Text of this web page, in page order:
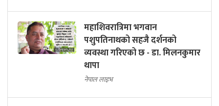
महाशिवरात्रिमा भगवान
पशुपतिनाथको सहजै दर्शनको
व्यवस्था गरिएको छ - डा. मिलनकुमार
थापा
नेपाल लाइभ